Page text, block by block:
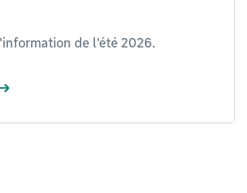
de l'été 2026.